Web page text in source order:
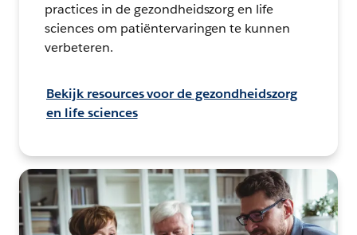
practices in de gezondheidszorg en life
sciences om patiëntervaringen te kunnen
verbeteren.
Bekijk resources voor de gezondheidszorg
en life sciences